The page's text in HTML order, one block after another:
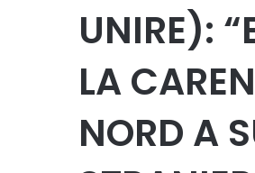
UNIRE):
LA
NORD A